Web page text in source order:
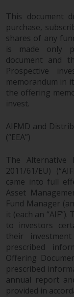
werden
Zweck
hat
(oder
diese
und
Haftung
This document
purchase,
shares of any
is made only
document and
Prospective
memorandum in
the offering
invest.
AIFMD and
(“EEA”)
The Alternative
2011/61/EU)
came into full
Asset
Fund Manager
it (each an
to investors
their
prescribed
Offering
prescribed
annual report
provided in